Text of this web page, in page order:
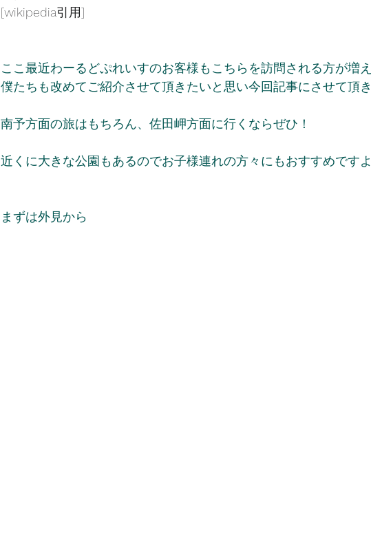
[wikipedia引用]
ここ最近わーるどぷれいすのお客様もこちらを訪問される方が増え
僕たちも改めてご紹介させて頂きたいと思い今回記事にさせて頂き
南予方面の旅はもちろん、佐田岬方面に行くならぜひ！
近くに大きな公園もあるのでお子様連れの方々にもおすすめです
まずは外見から